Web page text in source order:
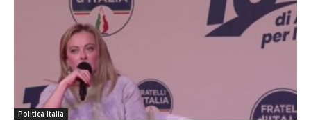
Politica Italia